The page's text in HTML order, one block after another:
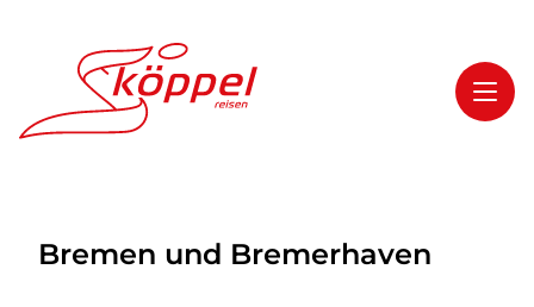
Highlights
Bremen und Bremerhaven